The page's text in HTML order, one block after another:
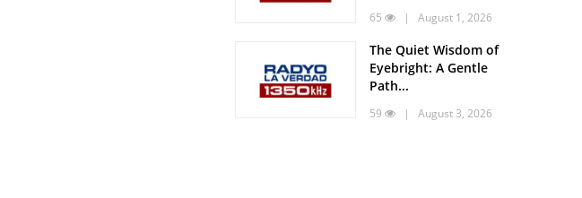
65 | August 1, 2026
The Quiet Wisdom of
Eyebright: A Gentle
Path...
59 | August 3, 2026